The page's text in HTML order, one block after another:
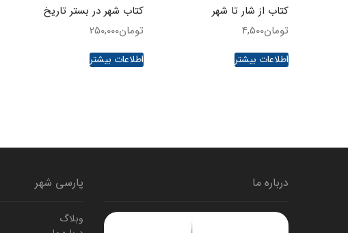
کتاب از شار تا شهر
تومان4,500
اطلاعات بیشتر
کتاب شهر در بستر تاریخ
تومان250,000
اطلاعات بیشتر
درباره ما پارسی شهر
وبلاگ